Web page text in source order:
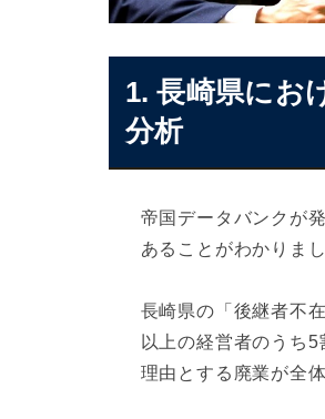
1. 長崎県にお
分析
帝国データバンクが
あることがわかりまし
長崎県の「後継者不
以上の経営者のうち
理由とする廃業が全